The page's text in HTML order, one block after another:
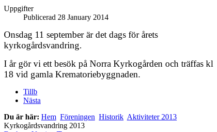
Uppgifter
Publicerad 28 January 2014
Onsdag 11 september är det dags för årets
kyrkogårdsvandring.
I år gör vi ett besök på Norra Kyrkogården och träffas kl
18 vid gamla Krematoriebyggnaden.
Tillb
Nästa
Du är här: Hem Föreningen Historik Aktiviteter 2013
Kyrkogårdsvandring 2013